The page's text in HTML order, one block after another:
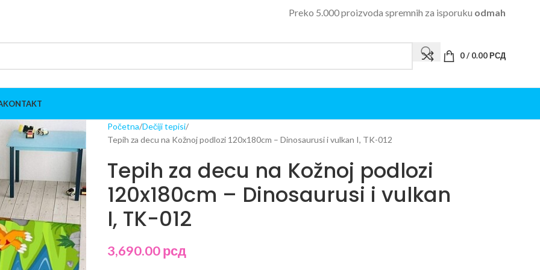
Preko 5.000 proizvoda spremnih za isporuku odmah
0/ 0.00РСД
KONTAKT
Početna Dečiji tepisi
Tepih za decu na Kožnoj podlozi 120x180cm – Dinosaurusi i vulkan I, TK-012
Tepih za decu na Kožnoj podlozi
120x180cm – Dinosaurusi i vulkan
I, TK-012
3,690.00рсд